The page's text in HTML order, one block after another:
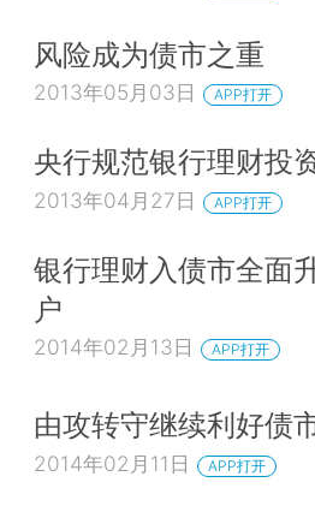
风险成为债市之重
2013年05月03日 APP打开
央行规范银行理财投
2013年04月27日 APP打开
银行理财入债市全面
户
2014年02月13日 APP打开
由攻转守继续利好债
2014年02月11日 APP打开